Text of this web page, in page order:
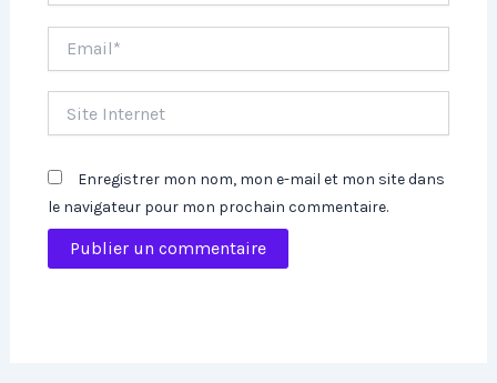
Internet
Enregistrer mon nom, mon e-mail et mon site dans
le navigateur pour mon prochain commentaire.